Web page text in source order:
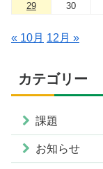
29
30
« 10月 12月 »
カテゴリー
課題
お知らせ